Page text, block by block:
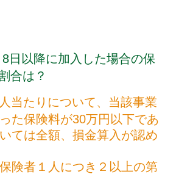
日以降に加入した場合の保
合は？
当たりについて、当該事業
た保険料が30万円以下であ
ては全額、損金算入が認め
保険者１人につき２以上の第